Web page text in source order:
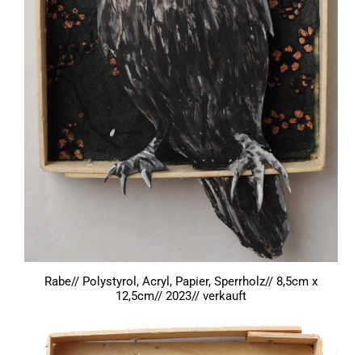
Rabe// Polystyrol, Acryl, Papier, Sperrholz// 8,5cm x
12,5cm// 2023// verkauft